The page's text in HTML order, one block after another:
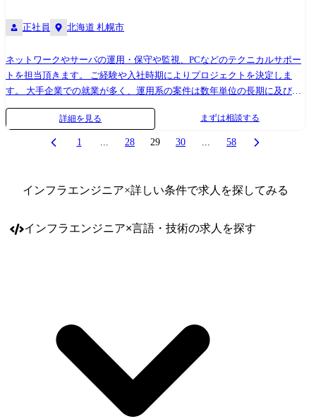
正社員 北海道 札幌市
ネットワークやサーバの運用・保守や監視、PCなどのテクニカルサポー
トを担当頂きます。 ご経験や入社時期によりプロジェクトを決定しま
す。 大手企業での就業が多く、運用系の案件は数年単位の長期に及びま
す。 データセンターの移転に関するプロジェクトや、ハード機器メーカ
ーからの依頼によるテクニカルサポートもあります。 また、ご経験に応
じ、将来はネットワークやサーバの構築や設計など、上流工程へチャレ
●Windowsサーバの維持保守業務 ●某銀行 勘定系システム 維持保守、
JP1/AJSにおけるジョブ作成などの運用業務 ●ZabbixやNagiosなどを用い
詳細を見る まずは相談する
1 ... 28 29 30 ... 58
インフラエンジニア×詳しい条件で求人を探してみる
インフラエンジニア×言語・技術の求人を探す